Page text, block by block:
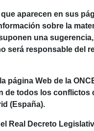
aparecen en sus
sobre la
una
será responsable del
página Web de la
de todos los conflictos
(España).
Real Decreto